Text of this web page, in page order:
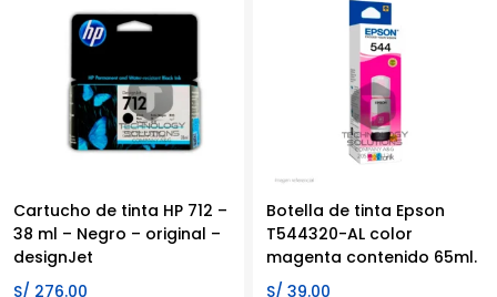
Cartucho de tinta HP 712 –
38 ml – Negro – original –
designJet
S/ 276.00
Botella de tinta Epson
T544320-AL color
magenta contenido 65ml.
S/ 39.00